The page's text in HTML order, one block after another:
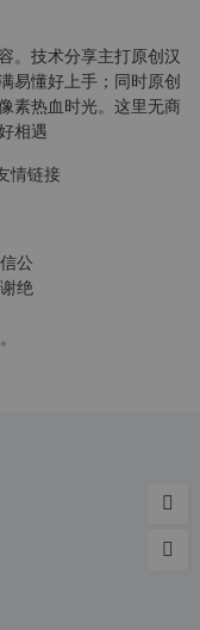
。技术分享主打原创汉
易懂好上手；同时原创
素热血时光。这里无商
相遇
情链接
公
绝